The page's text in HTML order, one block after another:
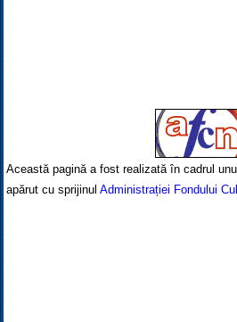
Această pagină a fost realizată în cadrul
apărut cu sprijinul Administrației Fondului